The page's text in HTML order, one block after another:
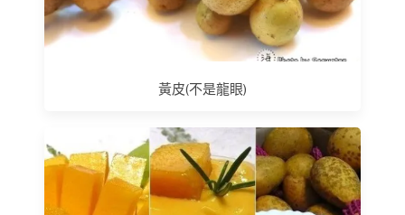
黃皮(不是龍眼)